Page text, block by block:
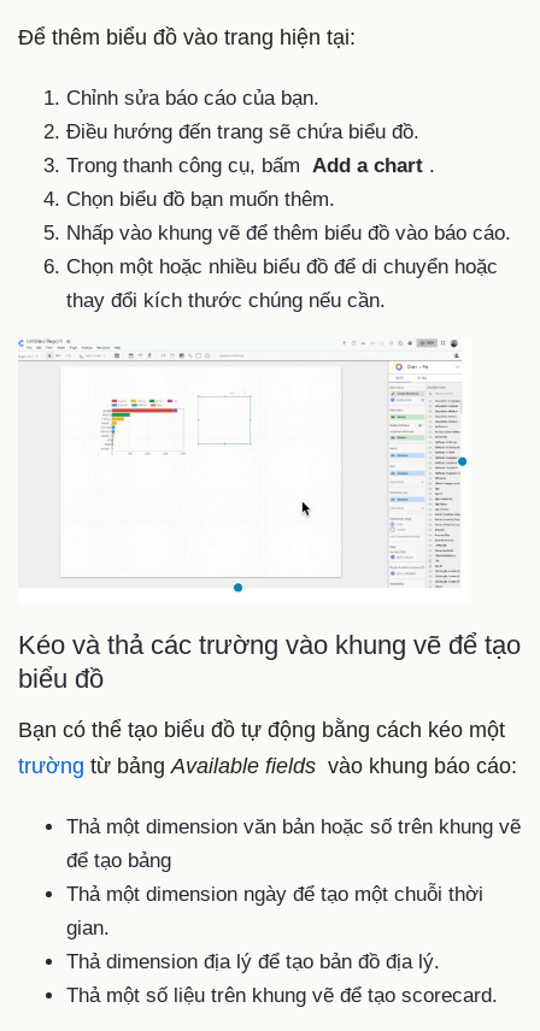
Để thêm biểu đồ vào trang hiện tại:
Chỉnh sửa báo cáo của bạn.
Điều hướng đến trang sẽ chứa biểu đồ.
Trong thanh công cụ, bấm Add a chart .
Chọn biểu đồ bạn muốn thêm.
Nhấp vào khung vẽ để thêm biểu đồ vào báo cáo.
Chọn một hoặc nhiều biểu đồ để di chuyển hoặc
thay đổi kích thước chúng nếu cần.
Kéo và thả các trường vào khung vẽ để tạo
biểu đồ
Bạn có thể tạo biểu đồ tự động bằng cách kéo một
trường từ bảngAvailable fields vào khung báo cáo:
Thả một dimension văn bản hoặc số trên khung vẽ
để tạo bảng
Thả một dimension ngày để tạo một chuỗi thời
gian.
Thả dimension địa lý để tạo bản đồ địa lý.
Thả một số liệu trên khung vẽ để tạo scorecard.